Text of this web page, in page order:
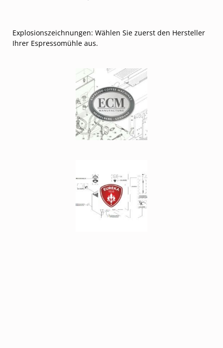
Explosionszeichnungen: Wählen Sie zuerst den Hersteller
Ihrer Espressomühle aus.